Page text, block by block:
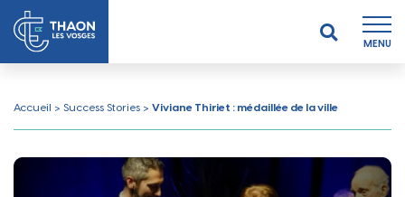
MENU
Accueil > Success Stories > Viviane Thiriet : médaillée de la ville